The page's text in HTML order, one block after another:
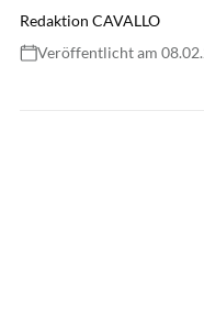
Redaktion CAVALLO
Veröffentlicht am